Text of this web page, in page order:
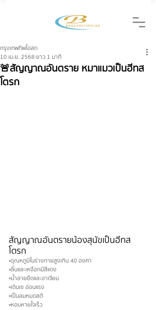
🚨สัญญาณอันตราย หมาแมวเป็นฮีทส
โตรก
กรุงเทพทิพโอสถ
10 เม.ย. 2568 ยาว 1 นาที
สัญญาณอันตรายน้องสุนัขเป็นฮีทส
โตรก
▫️อุณหภูมิในร่างกายสูงเกิน 40 องศา
▫️ลิ้นและเหงือกมีสีแดง
▫️น้ำลายยืดและอาเจียน
▫️เดินเซ อ่อนแรง
▫️เป็นลมหมดสติ
▫️หอบหายใจเร็ว